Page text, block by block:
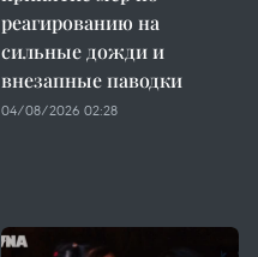
реагированию на
сильные дожди и
внезапные паводки
04/08/2026 02:28